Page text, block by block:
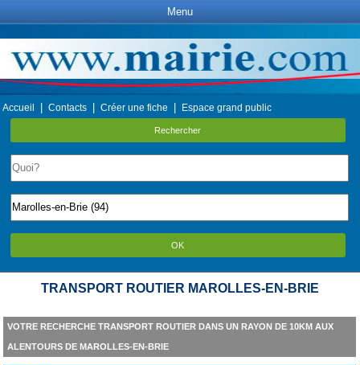
Menu
Accueil Contacts Créer une fiche Espace grand public
Rechercher
OK
TRANSPORT ROUTIER MAROLLES-EN-BRIE
VOTRE RECHERCHE TRANSPORT ROUTIER DANS UN RAYON DE 10KM AUX
ALENTOURS DE MAROLLES-EN-BRIE